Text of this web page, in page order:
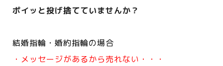
ポイッと投げ捨てていませんか？
結婚指輪・婚約指輪の場合
・メッセージがあるから売れない・・・